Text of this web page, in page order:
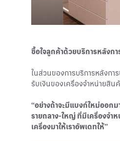
ซื้อใจลูกค้าด้วยบริการหลังกา
ในส่วนของการบริการหลังกา
รับเงินของเครื่องจำหน่ายสิ
“อย่างถ้าจะมีแบงก์ใหม่ออก
รายกลาง-ใหญ่ ที่มีเครื่องจำ
เครื่องมาให้เราอัพเดทให้”